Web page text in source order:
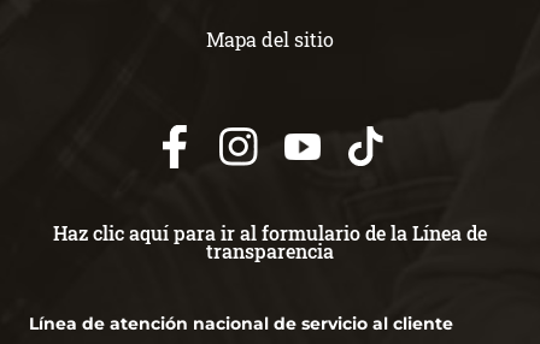
Mapa del sitio
Haz clic aquí para ir al formulario de la Línea de
transparencia
Línea de atención nacional de servicio al cliente